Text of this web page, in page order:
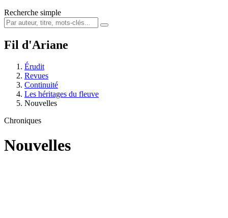
Recherche simple
Fil d'Ariane
Érudit
Revues
Continuité
Les héritages du fleuve
Nouvelles
Chroniques
Nouvelles